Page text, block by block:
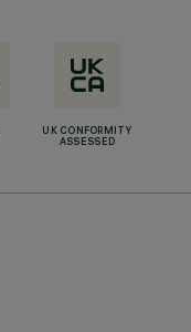
UK CONFORMITY
ASSESSED